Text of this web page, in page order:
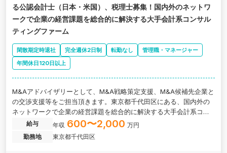
る公認会計士（日本・米国）、税理士募集！国内外のネットワ
ークで企業の経営課題を総合的に解決する大手会計系コンサル
ティングファーム
閑散期定時退社 完全週休2日制 転勤なし
管理職・マネージャー
年間休日120日以上
M&Aアドバイザリーとして、M&A戦略策定支援、M&A候補先企業と
の交渉支援等をご担当頂きます。東京都千代田区にある、国内外の
ネットワークで企業の経営課題を総合的に解決する大手会計系コン
サルティングファームの求人です。
給与 年収 600〜2,000 万円
勤務地
東京都千代田区